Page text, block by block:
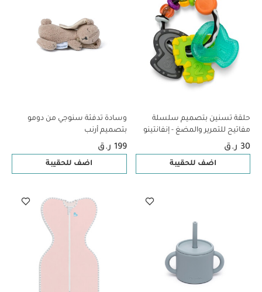
حلقة تسنين بتصميم سلسلة
مفاتيح للتمرير والمضغ - إنفانتينو
30 ر.ق
اضف للحقيبة
وسادة تدفئة سنوجي من دومو
بتصميم أرنب
199 ر.ق
اضف للحقيبة